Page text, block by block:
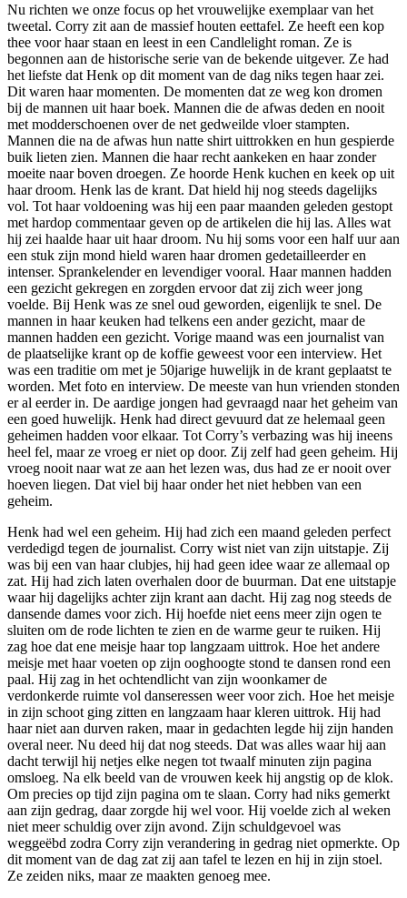
Nu richten we onze focus op het vrouwelijke exemplaar van het
tweetal. Corry zit aan de massief houten eettafel. Ze heeft een kop
thee voor haar staan en leest in een Candlelight roman. Ze is
begonnen aan de historische serie van de bekende uitgever. Ze had
het liefste dat Henk op dit moment van de dag niks tegen haar zei.
Dit waren haar momenten. De momenten dat ze weg kon dromen
bij de mannen uit haar boek. Mannen die de afwas deden en nooit
met modderschoenen over de net gedweilde vloer stampten.
Mannen die na de afwas hun natte shirt uittrokken en hun gespierde
buik lieten zien. Mannen die haar recht aankeken en haar zonder
moeite naar boven droegen. Ze hoorde Henk kuchen en keek op uit
haar droom. Henk las de krant. Dat hield hij nog steeds dagelijks
vol. Tot haar voldoening was hij een paar maanden geleden gestopt
met hardop commentaar geven op de artikelen die hij las. Alles wat
hij zei haalde haar uit haar droom. Nu hij soms voor een half uur aan
een stuk zijn mond hield waren haar dromen gedetailleerder en
intenser. Sprankelender en levendiger vooral. Haar mannen hadden
een gezicht gekregen en zorgden ervoor dat zij zich weer jong
voelde. Bij Henk was ze snel oud geworden, eigenlijk te snel. De
mannen in haar keuken had telkens een ander gezicht, maar de
mannen hadden een gezicht. Vorige maand was een journalist van
de plaatselijke krant op de koffie geweest voor een interview. Het
was een traditie om met je 50jarige huwelijk in de krant geplaatst te
worden. Met foto en interview. De meeste van hun vrienden stonden
er al eerder in. De aardige jongen had gevraagd naar het geheim van
een goed huwelijk. Henk had direct gevuurd dat ze helemaal geen
geheimen hadden voor elkaar. Tot Corry’s verbazing was hij ineens
heel fel, maar ze vroeg er niet op door. Zij zelf had geen geheim. Hij
vroeg nooit naar wat ze aan het lezen was, dus had ze er nooit over
hoeven liegen. Dat viel bij haar onder het niet hebben van een
geheim.
Henk had wel een geheim. Hij had zich een maand geleden perfect
verdedigd tegen de journalist. Corry wist niet van zijn uitstapje. Zij
was bij een van haar clubjes, hij had geen idee waar ze allemaal op
zat. Hij had zich laten overhalen door de buurman. Dat ene uitstapje
waar hij dagelijks achter zijn krant aan dacht. Hij zag nog steeds de
dansende dames voor zich. Hij hoefde niet eens meer zijn ogen te
sluiten om de rode lichten te zien en de warme geur te ruiken. Hij
zag hoe dat ene meisje haar top langzaam uittrok. Hoe het andere
meisje met haar voeten op zijn ooghoogte stond te dansen rond een
paal. Hij zag in het ochtendlicht van zijn woonkamer de
verdonkerde ruimte vol danseressen weer voor zich. Hoe het meisje
in zijn schoot ging zitten en langzaam haar kleren uittrok. Hij had
haar niet aan durven raken, maar in gedachten legde hij zijn handen
overal neer. Nu deed hij dat nog steeds. Dat was alles waar hij aan
dacht terwijl hij netjes elke negen tot twaalf minuten zijn pagina
omsloeg. Na elk beeld van de vrouwen keek hij angstig op de klok.
Om precies op tijd zijn pagina om te slaan. Corry had niks gemerkt
aan zijn gedrag, daar zorgde hij wel voor. Hij voelde zich al weken
niet meer schuldig over zijn avond. Zijn schuldgevoel was
weggeëbd zodra Corry zijn verandering in gedrag niet opmerkte. Op
dit moment van de dag zat zij aan tafel te lezen en hij in zijn stoel.
Ze zeiden niks, maar ze maakten genoeg mee.